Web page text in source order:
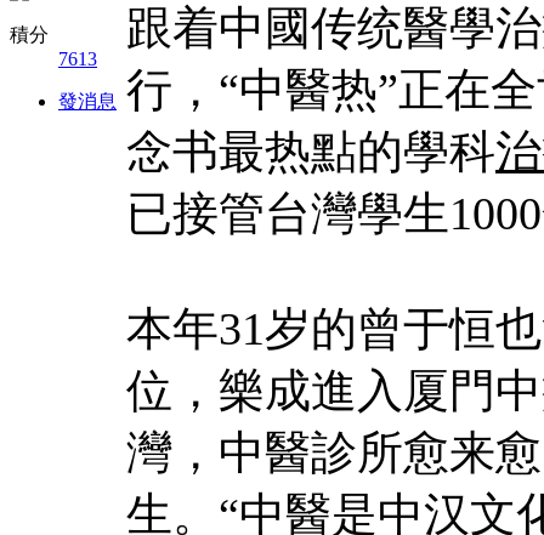
積分
7613
發消息
跟着中國传统醫學
行，“中醫热”正在
念书最热點的學科
已接管台灣學生
本年31岁的曾于恒
位，樂成進入厦門
灣，中醫診所愈来
生。“中醫是中汉文